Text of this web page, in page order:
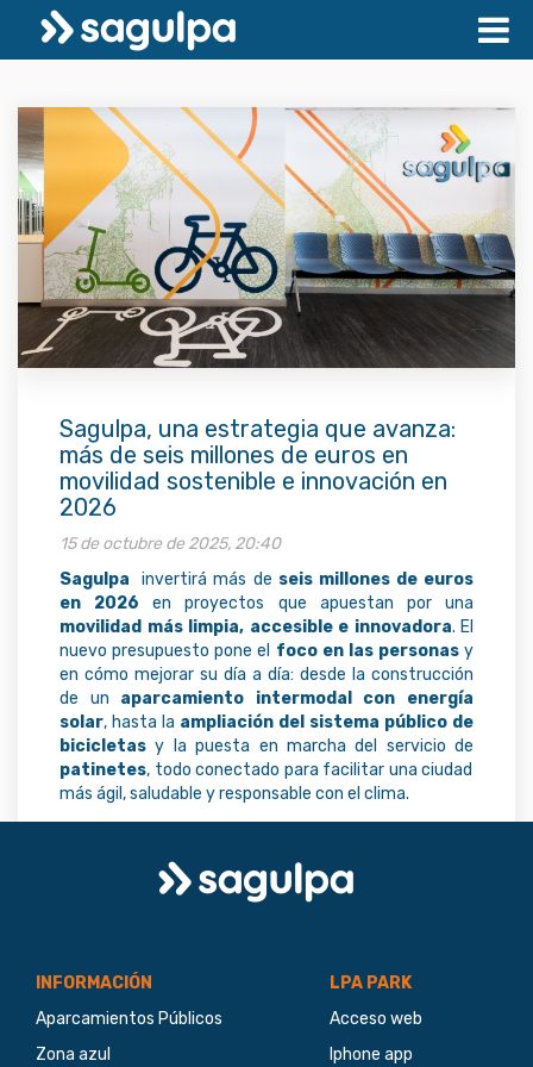
Sagulpa, una estrategia que avanza:
más de seis millones de euros en
movilidad sostenible e innovación en
2026
15 de octubre de 2025, 20:40
Sagulpa invertirá más de seis millones de euros
en 2026 en proyectos que apuestan por una
movilidad más limpia, accesible e innovadora. El
nuevo presupuesto pone el foco en las personasy
en cómo mejorar su día a día: desde la construcción
de un aparcamiento intermodal con energía
solar, hasta la ampliación del sistema público de
bicicletasy la puesta en marcha del servicio de
patinetes, todo conectado para facilitar una ciudad
más ágil, saludable y responsable con el clima.
Logo
Sagulpa
INFORMACIÓN
Aparcamientos Públicos
Zona azul
LPA PARK
Acceso web
Iphone app